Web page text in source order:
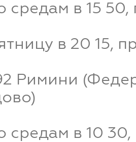
средам в 15
в 20 15,
Римини
средам в 10 30,